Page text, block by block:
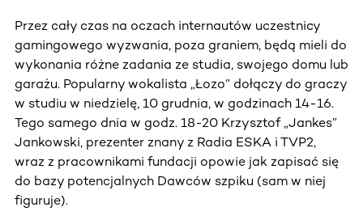
Przez cały czas na oczach internautów uczestnicy
gamingowego wyzwania, poza graniem, będą mieli do
wykonania różne zadania ze studia, swojego domu lub
garażu. Popularny wokalista „Łozo” dołączy do graczy
w studiu w niedzielę, 10 grudnia, w godzinach 14-16.
Tego samego dnia w godz. 18-20 Krzysztof „Jankes”
Jankowski, prezenter znany z Radia ESKA i TVP2,
wraz z pracownikami fundacji opowie jak zapisać się
do bazy potencjalnych Dawców szpiku (sam w niej
figuruje).